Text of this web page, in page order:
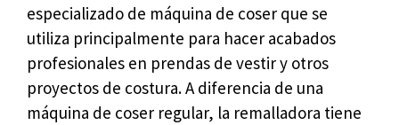
especializado de máquina de coser que se
utiliza principalmente para hacer acabados
profesionales en prendas de vestir y otros
proyectos de costura. A diferencia de una
máquina de coser regular, la remalladora tiene